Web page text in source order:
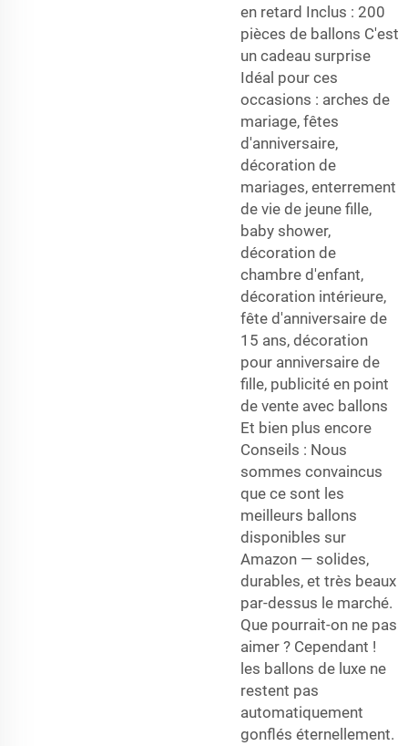
en retard Inclus : 200
pièces de ballons C'est
un cadeau surprise
Idéal pour ces
occasions : arches de
mariage, fêtes
d'anniversaire,
décoration de
mariages, enterrement
de vie de jeune fille,
baby shower,
décoration de
chambre d'enfant,
décoration intérieure,
fête d'anniversaire de
15 ans, décoration
pour anniversaire de
fille, publicité en point
de vente avec ballons
Et bien plus encore
Conseils : Nous
sommes convaincus
que ce sont les
meilleurs ballons
disponibles sur
Amazon — solides,
durables, et très beaux
par-dessus le marché.
Que pourrait-on ne pas
aimer ? Cependant !
les ballons de luxe ne
restent pas
automatiquement
gonflés éternellement.